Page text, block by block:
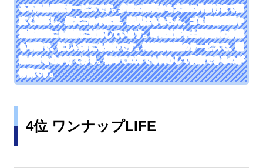
る不用品回収サービスです。少量の回収から大量の片付けまで幅
広く対応し、粗大ごみや家電、家具はもちろん、ゴミ屋敷整理や
遺品整理にも柔軟に対応しています。即日対応や土日祝日の作業
も可能で、忙しい方にも安心です。地域密着型のサービスで、明
朗会計を心がけており、初めての方でも安心して依頼できるのが
特徴です。
4位 ワンナップLIFE